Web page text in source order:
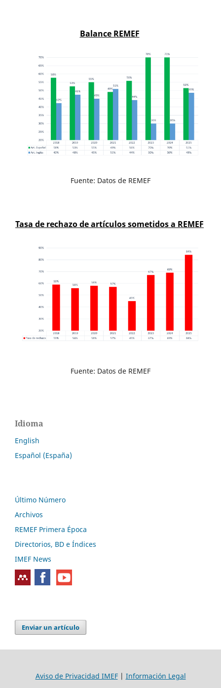
Balance REMEF
Fuente: Datos de REMEF
Tasa de rechazo de artículos sometidos a REMEF
Fuente: Datos de REMEF
Idioma
English
Español (España)
Último Número
Archivos
REMEF Primera Época
Directorios, BD e Índices
IMEF News
Enviar un artículo
Aviso de Privacidad IMEF| Información Legal